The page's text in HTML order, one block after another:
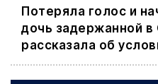
Потеряла голос и
дочь задержанной
рассказала об